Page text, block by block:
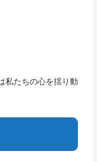
私たちの心を揺り動